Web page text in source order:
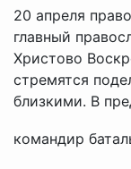
20 апреля
главный
Христово
стремятся
близкими. В
командир